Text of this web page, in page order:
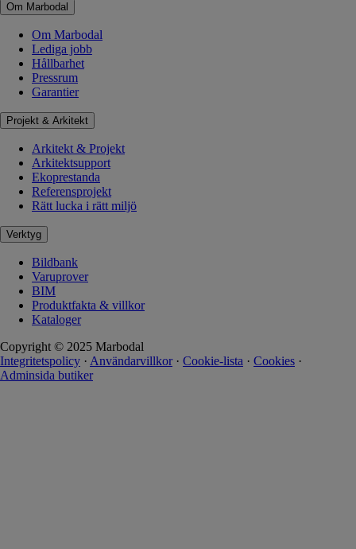
Om Marbodal
Om Marbodal
Lediga jobb
Hållbarhet
Pressrum
Garantier
Projekt & Arkitekt
Arkitekt & Projekt
Arkitektsupport
Ekoprestanda
Referensprojekt
Rätt lucka i rätt miljö
Verktyg
Bildbank
Varuprover
BIM
Produktfakta & villkor
Kataloger
Copyright © 2025 Marbodal
Integritetspolicy · Användarvillkor · Cookie-lista · Cookies ·
Adminsida butiker